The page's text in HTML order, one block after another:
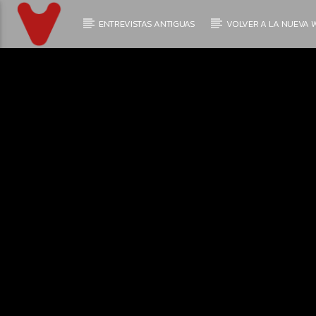
ENTREVISTAS ANTIGUAS VOLVER A LA NUEVA